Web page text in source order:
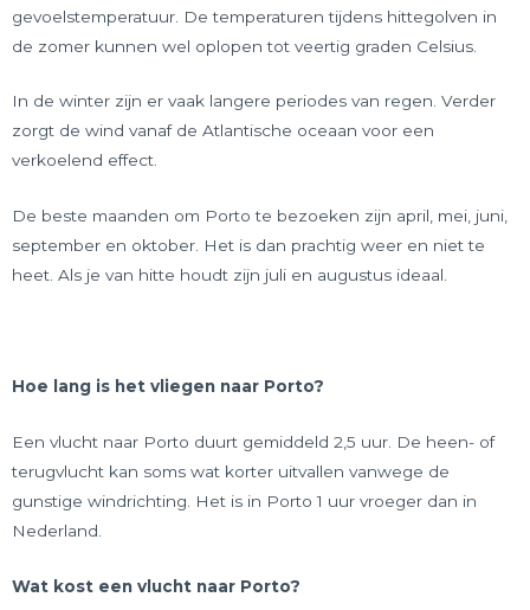
gevoelstemperatuur. De temperaturen tijdens hittegolven in
de zomer kunnen wel oplopen tot veertig graden Celsius.
In de winter zijn er vaak langere periodes van regen. Verder
zorgt de wind vanaf de Atlantische oceaan voor een
verkoelend effect.
De beste maanden om Porto te bezoeken zijn april, mei, juni,
september en oktober. Het is dan prachtig weer en niet te
heet. Als je van hitte houdt zijn juli en augustus ideaal.
Hoe lang is het vliegen naar Porto?
Een vlucht naar Porto duurt gemiddeld 2,5 uur. De heen- of
terugvlucht kan soms wat korter uitvallen vanwege de
gunstige windrichting. Het is in Porto 1 uur vroeger dan in
Nederland.
Wat kost een vlucht naar Porto?